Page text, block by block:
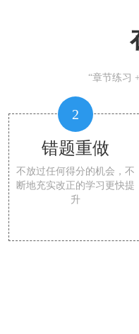
“章节练习
2
错题重做
不放过任何得分的机会，不
断地充实改正的学习更快提
升